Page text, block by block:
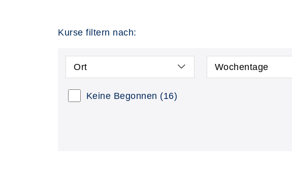
Kurse filtern nach:
Ort Wochentage
Keine Begonnen (16)